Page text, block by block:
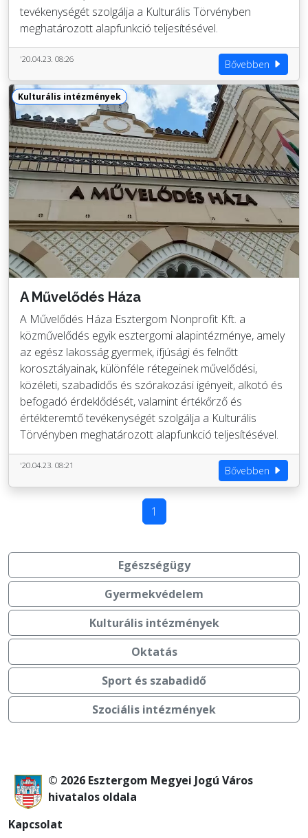
tevékenységét szolgálja a Kulturális Törvényben
meghatározott alapfunkció teljesítésével.
'20.04.23. 08:26 Bővebben
Kulturális intézmények
A Művelődés Háza
A Művelődés Háza Esztergom Nonprofit Kft. a
közművelődés egyik esztergomi alapintézménye, amely
az egész lakosság gyermek, ifjúsági és felnőtt
korosztályainak, különféle rétegeinek művelődési,
közéleti, szabadidős és szórakozási igényeit, alkotó és
befogadó érdeklődését, valamint értékőrző és
értékteremtő tevékenységét szolgálja a Kulturális
Törvényben meghatározott alapfunkció teljesítésével.
'20.04.23. 08:21 Bővebben
1
Egészségügy
Gyermekvédelem
Kulturális intézmények
Oktatás
Sport és szabadidő
Szociális intézmények
© 2026 Esztergom Megyei Jogú Város
hivatalos oldala
Kapcsolat